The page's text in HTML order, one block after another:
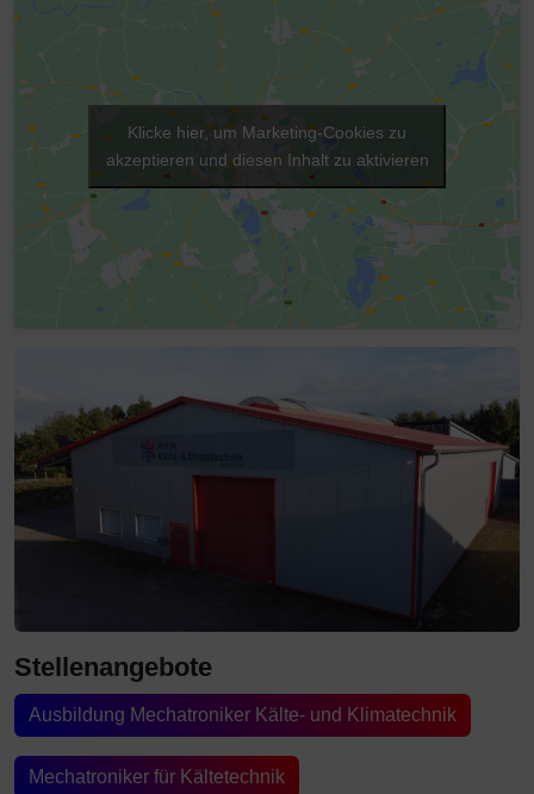
Klicke hier, um Marketing-Cookies zu
akzeptieren und diesen Inhalt zu aktivieren
Stellenangebote
Ausbildung Mechatroniker Kälte- und Klimatechnik
Mechatroniker für Kältetechnik